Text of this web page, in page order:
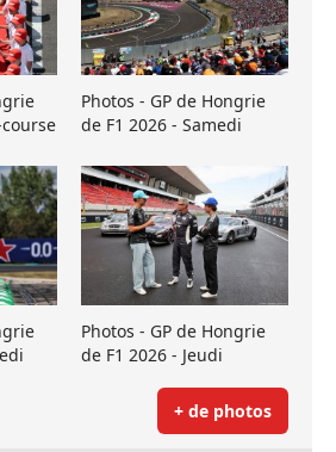
Photos - GP de Hongrie
de F1 2026 - Samedi
Photos - GP de Hongrie
de F1 2026 - Jeudi
+ de photos